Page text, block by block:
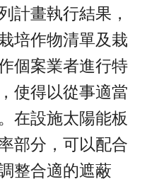
計畫執行結果，
培作物清單及栽
個案業者進行特
使得以從事適當
在設施太陽能板
部分，可以配合
整合適的遮蔽